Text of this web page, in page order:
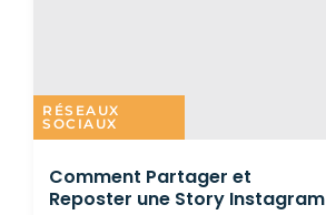
RÉSEAUX
SOCIAUX
Comment Partager et
Reposter une Story Instagram